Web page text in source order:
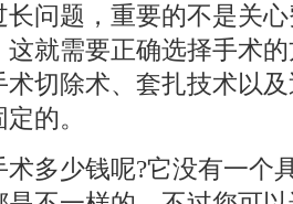
题，重要的不是关心
这就需要正确选择手术
术切除术、套扎技术以
的。
少钱呢?它没有一个